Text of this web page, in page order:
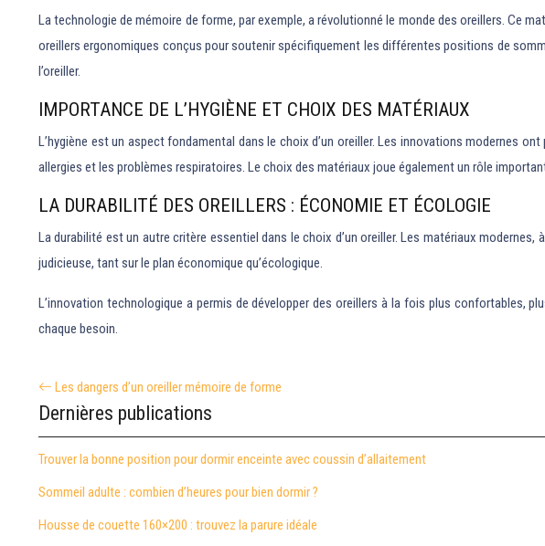
La technologie de mémoire de forme, par exemple, a révolutionné le monde des oreillers. Ce
oreillers ergonomiques conçus pour soutenir spécifiquement les différentes positions de
l’oreiller.
IMPORTANCE DE L’HYGIÈNE ET CHOIX DES MATÉRIAUX
L’hygiène est un aspect fondamental dans le choix d’un oreiller. Les innovations modernes
allergies et les problèmes respiratoires. Le choix des matériaux joue également un rôle
LA DURABILITÉ DES OREILLERS : ÉCONOMIE ET ÉCOLOGIE
La durabilité est un autre critère essentiel dans le choix d’un oreiller. Les matériaux
judicieuse, tant sur le plan économique qu’écologique.
L’innovation technologique a permis de développer des oreillers à la fois plus confortables,
chaque besoin.
Les dangers d’un oreiller mémoire de forme
Dernières publications
Trouver la bonne position pour dormir enceinte avec coussin d’allaitement
Sommeil adulte : combien d’heures pour bien dormir ?
Housse de couette 160×200 : trouvez la parure idéale